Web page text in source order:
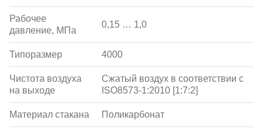
Рабочее
давление, МПа
0,15 … 1,0
Типоразмер 4000
Чистота воздуха
на выходе
Сжатый воздух в соответствии с
ISO8573-1:2010 [1:7:2]
Материал стакана Поликарбонат